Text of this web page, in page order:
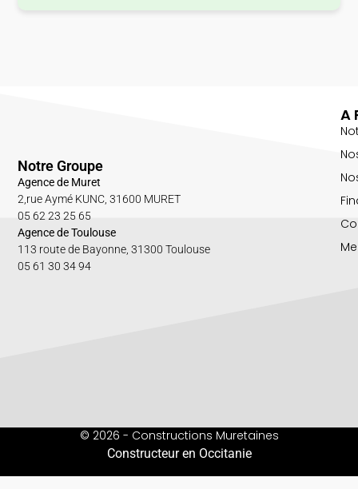
A
Notre Groupe
Agence de Muret
2,rue Aymé KUNC, 31600 MURET
05 62 23 25 65
Agence de Toulouse
113 route de Bayonne, 31300 Toulouse
05 61 30 34 94
© 2026 - Constructions Muretaines
Constructeur en Occitanie